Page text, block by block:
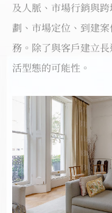
及人脈、市場行銷與
劃、市場定位、到建
務。除了與客戶建立
活型態的可能性。